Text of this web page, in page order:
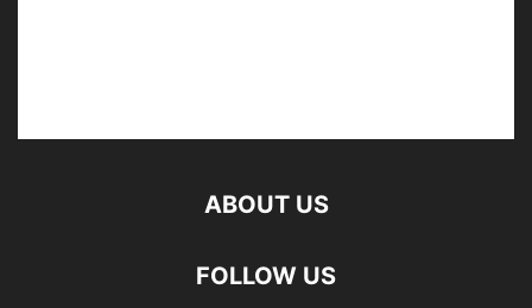
ABOUT US
FOLLOW US